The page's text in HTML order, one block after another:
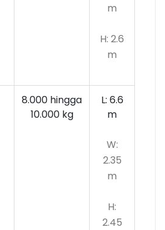
m
H: 2.6
m
8.000 hingga
10.000kg
L: 6.6
m
W:
2.35
m
H:
2.45